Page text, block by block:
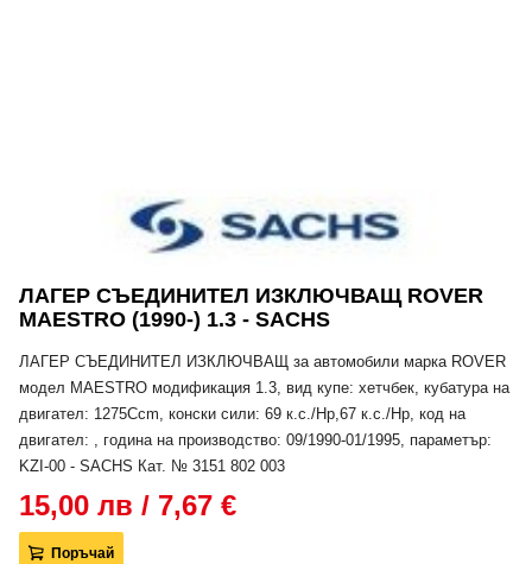
ЛАГЕР СЪЕДИНИТЕЛ ИЗКЛЮЧВАЩ ROVER
MAESTRO (1990-) 1.3 - SACHS
ЛАГЕР СЪЕДИНИТЕЛ ИЗКЛЮЧВАЩ за автомобили марка ROVER
модел MAESTRO модификация 1.3, вид купе: хетчбек, кубатура на
двигател: 1275Ccm, конски сили: 69 к.с./Hp,67 к.с./Hp, код на
двигател: , година на производство: 09/1990-01/1995, параметър:
KZI-00 - SACHS Кат. № 3151 802 003
15,00 лв / 7,67 €
Поръчай